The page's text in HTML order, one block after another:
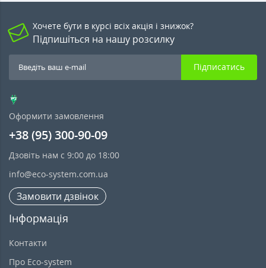
Хочете бути в курсі всіх акція і знижок?
Підпишіться на нашу розсилку
Підписатись
Оформити замовлення
+38 (95) 300-90-09
Дзовіть нам с 9:00 до 18:00
info@eco-system.com.ua
Замовити дзвінок
Інформація
Контакти
Про Eco-system